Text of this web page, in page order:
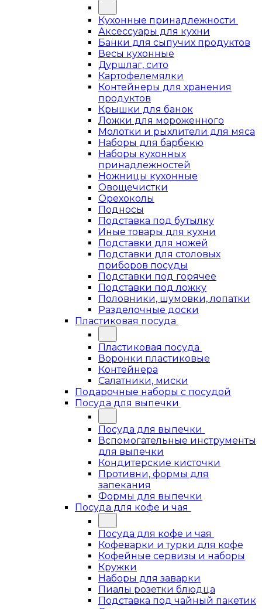
Кухонные принадлежности
Аксессуары для кухни
Банки для сыпучих продуктов
Весы кухонные
Дуршлаг, сито
Картофелемялки
Контейнеры для хранения
продуктов
Крышки для банок
Ложки для мороженного
Молотки и рыхлители для мяса
Наборы для барбекю
Наборы кухонных
принадлежностей
Ножницы кухонные
Овощечистки
Орехоколы
Подносы
Подставка под бутылку
Иные товары для кухни
Подставки для ножей
Подставки для столовых
приборов посуды
Подставки под горячее
Подставки под ложку
Половники, шумовки, лопатки
Разделочные доски
Пластиковая посуда
Пластиковая посуда
Воронки пластиковые
Контейнера
Салатники, миски
Подарочные наборы с посудой
Посуда для выпечки
Посуда для выпечки
Вспомогательные инструменты
для выпечки
Кондитерские кисточки
Противни, формы для
запекания
Формы для выпечки
Посуда для кофе и чая
Посуда для кофе и чая
Кофеварки и турки для кофе
Кофейные сервизы и наборы
Кружки
Наборы для заварки
Пиалы розетки блюдца
Подставка под чайный пакетик